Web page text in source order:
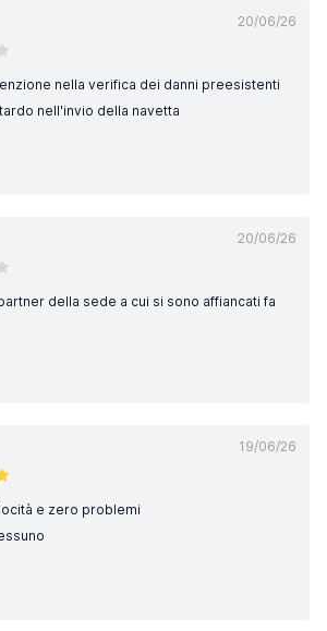
20/06/26
nella verifica dei danni preesistenti
nell'invio della navetta
20/06/26
della sede a cui si sono affiancati fa
19/06/26
e zero problemi